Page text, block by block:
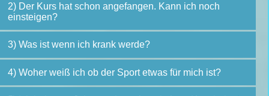
2) Der Kurs hat schon angefangen. Kann ich noch
einsteigen?
3) Was ist wenn ich krank werde?
4) Woher weiß ich ob der Sport etwas für mich ist?